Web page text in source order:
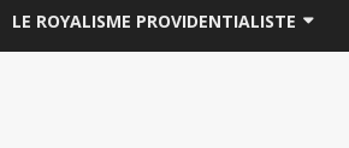
LE ROYALISME PROVIDENTIALISTE